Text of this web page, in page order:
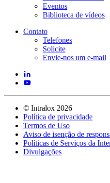
Eventos
Biblioteca de vídeos
Contato
Telefones
Solicite
Envie-nos um e-mail
© Intralox 2026
Política de privacidade
Termos de Uso
Aviso de isenção de
Políticas de Serviços da
Divulgações